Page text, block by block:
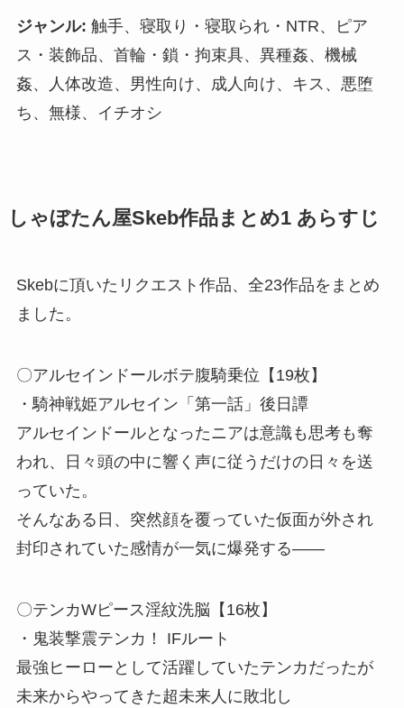
ジャンル: 触手、寝取り・寝取られ・NTR、ピア
ス・装飾品、首輪・鎖・拘束具、異種姦、機械
姦、人体改造、男性向け、成人向け、キス、悪堕
ち、無様、イチオシ
しゃぼたん屋Skeb作品まとめ1 あらすじ
Skebに頂いたリクエスト作品、全23作品をまとめ
ました。
〇アルセインドールボテ腹騎乗位【19枚】
・騎神戦姫アルセイン「第一話」後日譚
アルセインドールとなったニアは意識も思考も奪
われ、日々頭の中に響く声に従うだけの日々を送
っていた。
そんなある日、突然顔を覆っていた仮面が外され
封印されていた感情が一気に爆発する――
〇テンカWピース淫紋洗脳【16枚】
・鬼装撃震テンカ！ IFルート
最強ヒーローとして活躍していたテンカだったが
未来からやってきた超未来人に敗北し